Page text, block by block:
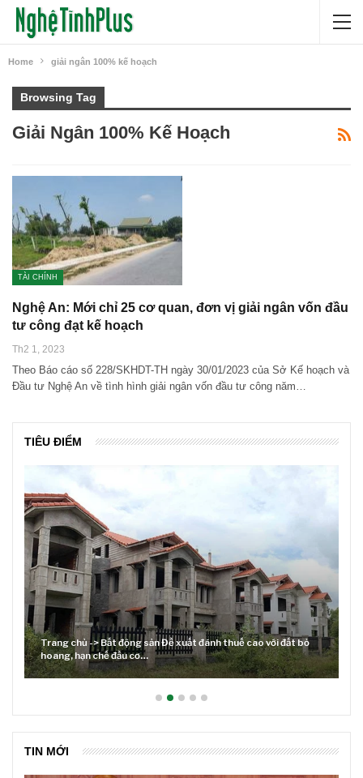
Home giải ngân 100% kế hoạch
Browsing Tag
Giải Ngân 100% Kế Hoạch
TÀI CHÍNH
Nghệ An: Mới chỉ 25 cơ quan, đơn vị giải ngân vốn đầu
tư công đạt kế hoạch
Th2 1, 2023
Theo Báo cáo số 228/SKHDT-TH ngày 30/01/2023 của Sở Kế hoạch và
Đầu tư Nghệ An về tình hình giải ngân vốn đầu tư công năm…
TIÊU ĐIỂM
sản Đề xuất đánh thuế cao với đất bỏ
cơ…
Lãi suất neo cao và
TIN MỚI